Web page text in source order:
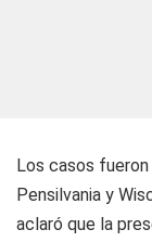
Los casos
Pensilvania y
aclaró que la